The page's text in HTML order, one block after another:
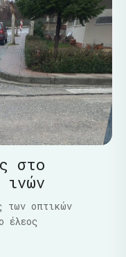
στο
ινών
των οπτικών
έλεος